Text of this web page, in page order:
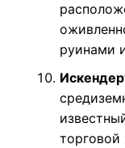
руинами